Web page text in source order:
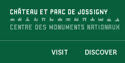
CHÂTEAU ET PARC DE JOSSIGNY
VISIT DISCOVER